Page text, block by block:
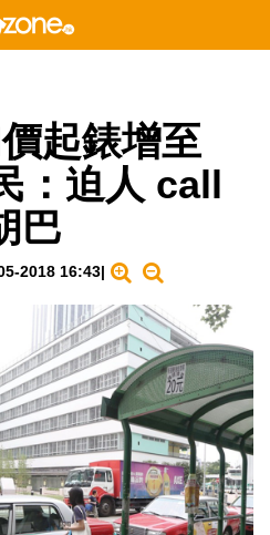
起錶增至
：迫人 call
巴
2018 16:43|